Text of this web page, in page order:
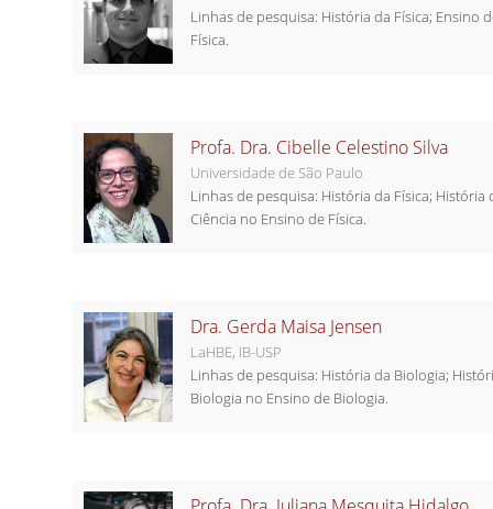
Linhas de pesquisa: História da Física; Ensino
Física.
Profa. Dra. Cibelle Celestino Silva
Universidade de São Paulo
Linhas de pesquisa: História da Física; História
Ciência no Ensino de Física.
Dra. Gerda Maisa Jensen
LaHBE, IB-USP
Linhas de pesquisa: História da Biologia;
Biologia no Ensino de Biologia.